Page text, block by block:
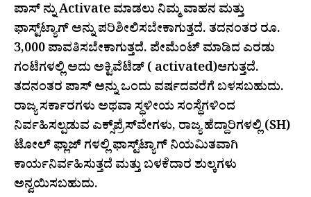
ಪಾಸ್ ನ್ನು Activate ಮಾಡಲು ನಿಮ್ಮ ವಾಹನ ಮತ್ತು
ಫಾಸ್ಟ್‌ಟ್ಯಾಗ್ ಅನ್ನು ಪರಿಶೀಲಿಸಬೇಕಾಗುತ್ತದೆ. ತದನಂತರ ರೂ.
3,000 ಪಾವತಿಸಬೇಕಾಗುತ್ತದೆ. ಪೇಮೆಂಟ್ ಮಾಡಿದ ಎರಡು
ಗಂಟೆಗಳಲ್ಲಿ ಅದು ಅಕ್ಟಿವೆಟೆಡ್ ( activated)ಆಗುತ್ತದೆ.
ತದನಂತರ ಪಾಸ್ ಅನ್ನು ಒಂದು ವರ್ಷದವರೆಗೆ ಬಳಸಬಹುದು.
ರಾಜ್ಯ ಸರ್ಕಾರಗಳು ಅಥವಾ ಸ್ಥಳೀಯ ಸಂಸ್ಥೆಗಳಿಂದ
ನಿರ್ವಹಿಸಲ್ಪಡುವ ಎಕ್ಸ್‌ಪ್ರೆಸ್‌ವೇಗಳು, ರಾಜ್ಯ ಹೆದ್ದಾರಿಗಳಲ್ಲಿ (SH)
ಟೋಲ್ ಫ್ಲಾಜ್ ಗಳಲ್ಲಿ ಫಾಸ್ಟ್‌ಟ್ಯಾಗ್ ನಿಯಮಿತವಾಗಿ
ಕಾರ್ಯನಿರ್ವಹಿಸುತ್ತದೆ ಮತ್ತು ಬಳಕೆದಾರ ಶುಲ್ಕಗಳು
ಅನ್ವಯಿಸಬಹುದು.